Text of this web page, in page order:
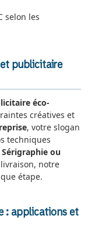
selon les
publicitaire
éco-
créatives et
, votre slogan
techniques
ou
notre
étape.
: applications et